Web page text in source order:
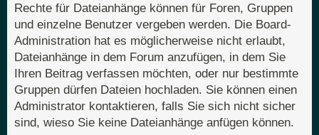
Rechte für Dateianhänge können für Foren, Gruppen
und einzelne Benutzer vergeben werden. Die Board-
Administration hat es möglicherweise nicht erlaubt,
Dateianhänge in dem Forum anzufügen, in dem Sie
Ihren Beitrag verfassen möchten, oder nur bestimmte
Gruppen dürfen Dateien hochladen. Sie können einen
Administrator kontaktieren, falls Sie sich nicht sicher
sind, wieso Sie keine Dateianhänge anfügen können.